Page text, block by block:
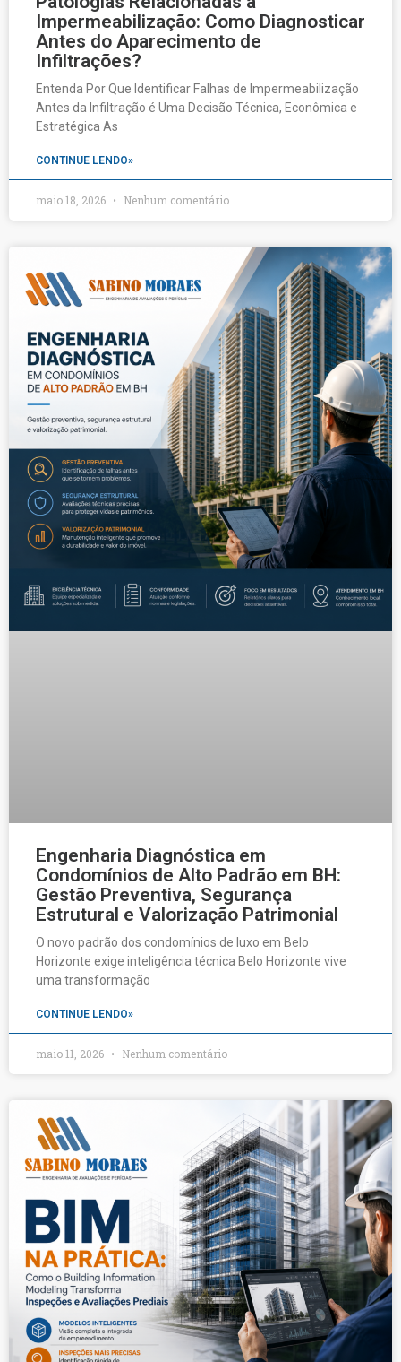
Impermeabilização: Como Diagnosticar
Antes do Aparecimento de
Infiltrações?
Entenda Por Que Identificar Falhas de Impermeabilização
Antes da Infiltração é Uma Decisão Técnica, Econômica e
Estratégica As
CONTINUE LENDO»
maio 18, 2026 Nenhum comentário
Engenharia Diagnóstica em
Condomínios de Alto Padrão em BH:
Gestão Preventiva, Segurança
Estrutural e Valorização Patrimonial
O novo padrão dos condomínios de luxo em Belo
Horizonte exige inteligência técnica Belo Horizonte vive
uma transformação
CONTINUE LENDO»
maio 11, 2026 Nenhum comentário